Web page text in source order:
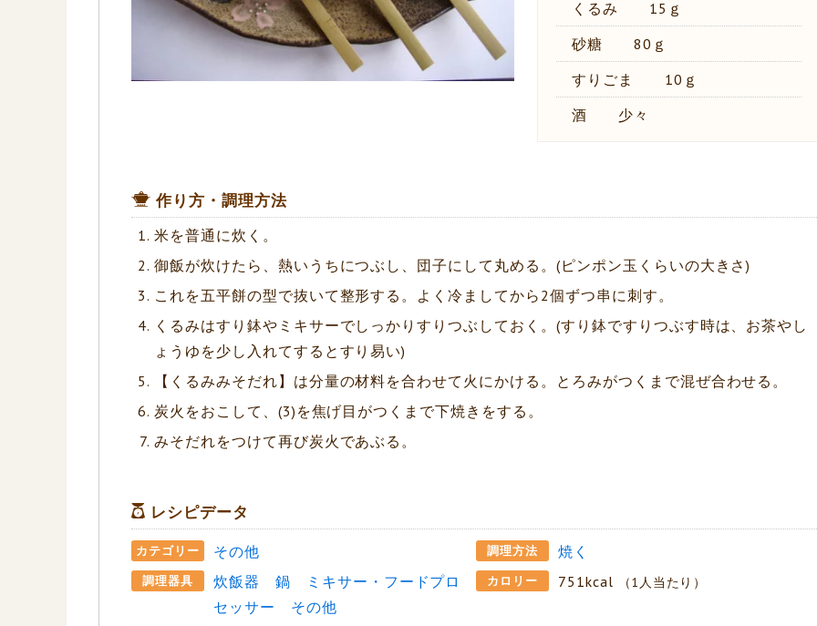
くるみ 15ｇ
砂糖 80ｇ
すりごま 10ｇ
酒 少々
作り方・調理方法
米を普通に炊く。
御飯が炊けたら、熱いうちにつぶし、団子にして丸める。(ピンポン玉くらいの大きさ)
これを五平餅の型で抜いて整形する。よく冷ましてから2個ずつ串に刺す。
くるみはすり鉢やミキサーでしっかりすりつぶしておく。(すり鉢ですりつぶす時は、お茶やし
ょうゆを少し入れてするとすり易い)
【くるみみそだれ】は分量の材料を合わせて火にかける。とろみがつくまで混ぜ合わせる。
炭火をおこして、(3)を焦げ目がつくまで下焼きをする。
みそだれをつけて再び炭火であぶる。
レシピデータ
カテゴリー その他 調理方法 焼く
調理器具 炊飯器 鍋
ミキサー・フードプロ
セッサー
その他
カロリー 751kcal （1人当たり）